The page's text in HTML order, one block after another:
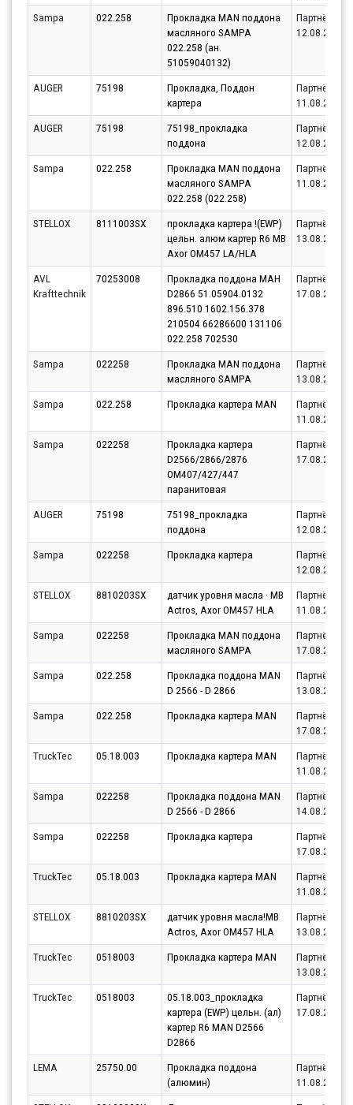
Sampa
022.258
Прокладка MAN поддона
масляного SAMPA
022.258 (ан.
51059040132)
Партнёр
12.08.2026
AUGER 75198
Прокладка, Поддон
картера
Партнёр
11.08.2026
AUGER
75198
75198_прокладка
поддона
Партнёр
12.08.2026
Sampa
022.258
Прокладка MAN поддона
масляного SAMPA
022.258 (022.258)
Партнёр
11.08.2026
STELLOX 8111003SX
прокладка картера !(EWP)
цельн. алюм картер R6 МВ
Axor OM457 LA/HLA
Партнёр
13.08.2026
AVL
Krafttechnik
70253008
Прокладка поддона МАН
D2866 51.05904.0132
896.510 1602.156.378
210504 66286600 131106
022.258 702530
Партнёр
17.08.2026
Sampa 022258
Прокладка MAN поддона
масляного SAMPA
Партнёр
13.08.2026
Sampa
022.258 Прокладка картера MAN
Партнёр
11.08.2026
Sampa
022258
Прокладка картера
D2566/2866/2876
OM407/427/447
паранитовая
Партнёр
17.08.2026
AUGER 75198
75198_прокладка
поддона
Партнёр
12.08.2026
Sampa
022258 Прокладка картера
Партнёр
12.08.2026
STELLOX
8810203SX
датчик уровня масла · MB
Actros, Axor OM457 HLA
Партнёр
11.08.2026
Sampa
022258
Прокладка MAN поддона
масляного SAMPA
Партнёр
17.08.2026
Sampa
022.258
Прокладка поддона MAN
D 2566 - D 2866
Партнёр
13.08.2026
Sampa
022.258 Прокладка картера MAN
Партнёр
17.08.2026
TruckTec
05.18.003 Прокладка картера MAN
Партнёр
11.08.2026
Sampa
022258
Прокладка поддона MAN
D 2566 - D 2866
Партнёр
14.08.2026
Sampa
022258 Прокладка картера
Партнёр
17.08.2026
TruckTec
05.18.003 Прокладка картера MAN
Партнёр
11.08.2026
STELLOX
8810203SX
датчик уровня масла!MB
Actros, Axor OM457 HLA
Партнёр
13.08.2026
TruckTec
0518003 Прокладка картера MAN
Партнёр
13.08.2026
TruckTec
0518003
05.18.003_прокладка
картера (EWP) цельн. (ал)
картер R6 MAN D2566
D2866
Партнёр
17.08.2026
LEMA 25750.00
Прокладка поддона
(алюмин)
Партнёр
11.08.2026